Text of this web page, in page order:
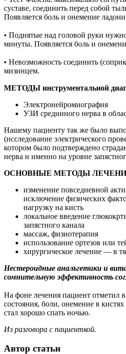
суставе, соединить перед собой
Появляется боль и онемение
• Поднятые над головой руки
минуты. Появляется боль и
• Невозможность соединить
мизинцем.
МЕТОДЫ инструментальной
Электронейромиография
УЗИ срединного нерва в
Нашему пациенту так же было
(исследование электрического
котором было подтверждено
нерва и именно на уровне
ОСНОВНЫЕ МЕТОДЫ
изменение повседневной
исключение физических
нагрузку на кисть
локальное введение
запястного канала
массаж, физиотерапия
использование ортезов или
хирургическое лечение — в
Нестероидные анальгетики и
сомнительную эффективность
На фоне лечения пациент отметил
состояния, боли, онемение в
стал хорошо спать ночью.
Из разговора с пациенткой.
Автор статьи